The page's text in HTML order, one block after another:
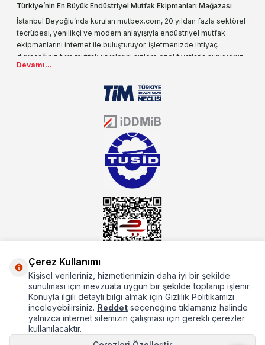
Türkiye’nin En Büyük Endüstriyel Mutfak Ekipmanları Mağazası
İstanbul Beyoğlu’nda kurulan mutbex.com, 20 yıldan fazla sektörel
tecrübesi, yenilikçi ve modern anlayışıyla endüstriyel mutfak
ekipmanlarını internet ile buluşturuyor. İşletmenizde ihtiyaç
duyacağınız tüm mutfak ürünlerini sizlere özel fiyatlarla sunuyoruz.
Endüstriyel mutfak malzemesi deyince akla gelen ilk adreslerden
sektörün farklı alanlarında da faliyet gösteren mutbex.com,
Öztiryakiler resmi bayisidir. Öztiryakiler ürünleri üzerinde büyük bir
donanıma sahip ekibi ile müşterilerine koşulsuz destek sunan
mutbex.com ile endüstriyel mutfak malzemeleri konusunda
alacağınız hizmet standartların her zaman üstünde olacaktır.
Devamı...
Hakkımızda
Hızlı Erişim
Popüler Kategoriler
Çerez Kullanımı
Kişisel verileriniz, hizmetlerimizin daha iyi bir şekilde
sunulması için mevzuata uygun bir şekilde toplanıp işlenir.
Konuyla ilgili detaylı bilgi almak için Gizlilik Politikamızı
inceleyebilirsiniz. Reddet seçeneğine tıklamanız halinde
yalnızca internet sitemizin çalışması için gerekli çerezler
kullanılacaktır.